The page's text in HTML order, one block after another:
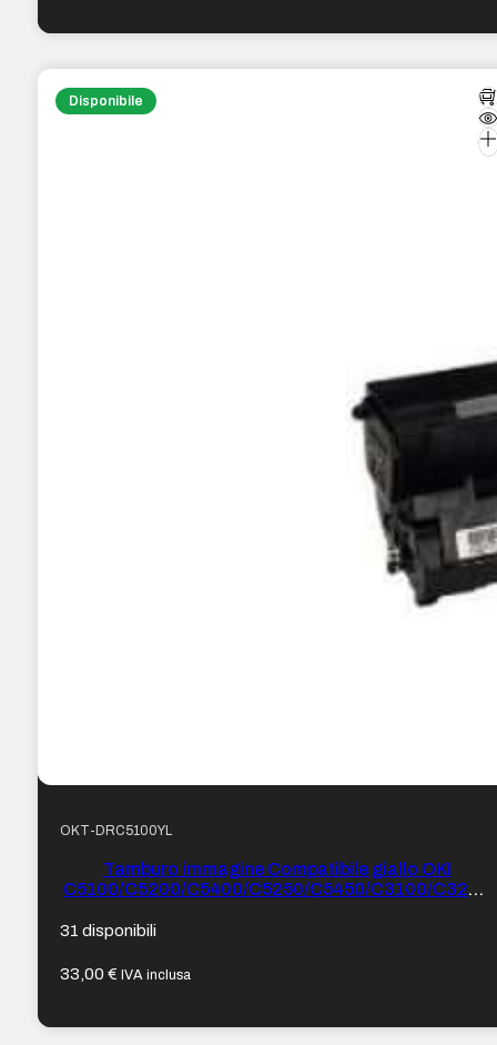
Disponibile
OKT-DRC5100YL
Tamburo immagine Compatibile giallo OKI
C5100/C5200/C5400/C5250/C5450/C3100/C3200
42126605/42126670/42126641/42126662 (Drum)
31 disponibili
33,00€ IVA inclusa